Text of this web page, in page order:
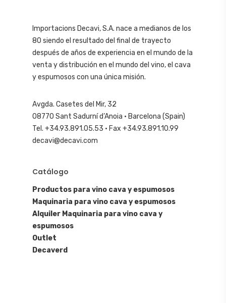
Importacions Decavi, S.A. nace a medianos de los
80 siendo el resultado del final de trayecto
después de años de experiencia en el mundo de la
venta y distribución en el mundo del vino, el cava
y espumosos con una única misión.
Avgda. Casetes del Mir, 32
08770 Sant Sadurní d’Anoia · Barcelona (Spain)
Tel. +34.93.891.05.53 · Fax +34.93.891.10.99
decavi@decavi.com
Catálogo
Productos para vino cava y espumosos
Maquinaria para vino cava y espumosos
Alquiler Maquinaria para vino cava y
espumosos
Outlet
Decaverd